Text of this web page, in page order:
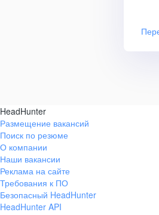
HeadHunter
Размещение вакансий
Поиск по резюме
О компании
Наши вакансии
Реклама на сайте
Требования к ПО
Безопасный HeadHunter
HeadHunter API